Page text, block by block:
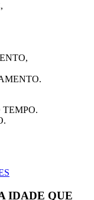
TEMPO.
IDADE QUE